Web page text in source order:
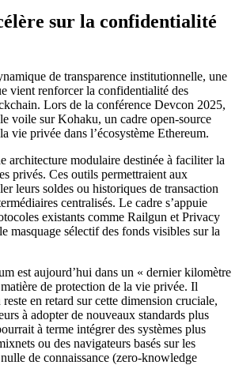
sur la confidentialité
de transparence institutionnelle, une
vient renforcer la confidentialité des
Lors de la conférence Devcon 2025,
voile sur Kohaku, un cadre open-source
vie privée dans l’écosystème Ethereum.
architecture modulaire destinée à faciliter la
privés. Ces outils permettraient aux
leurs soldes ou historiques de transaction
centralisés. Le cadre s’appuie
existants comme Railgun et Privacy
masquage sélectif des fonds visibles sur la
est aujourd’hui dans un « dernier kilomètre
de protection de la vie privée. Il
en retard sur cette dimension cruciale,
à adopter de nouveaux standards plus
à terme intégrer des systèmes plus
ou des navigateurs basés sur les
de connaissance (zero-knowledge